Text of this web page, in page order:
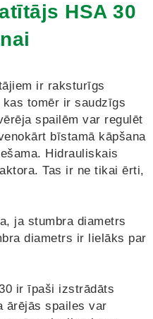
HSA 30
ir raksturīgs
tomēr ir saudzīgs
spailēm var regulēt
bīstamā kāpšana
Hidrauliskais
Tas ir ne tikai ērti,
ja stumbra diametrs
diametrs ir lielāks par
ir īpaši izstrādāts
ārējās spailes var